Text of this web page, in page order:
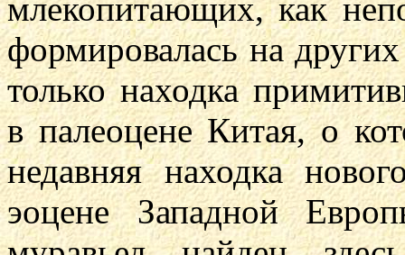
млекопитающих, как
формировалась на
только находка
в палеоцене Китая, о
недавняя находка
эоцене Западной